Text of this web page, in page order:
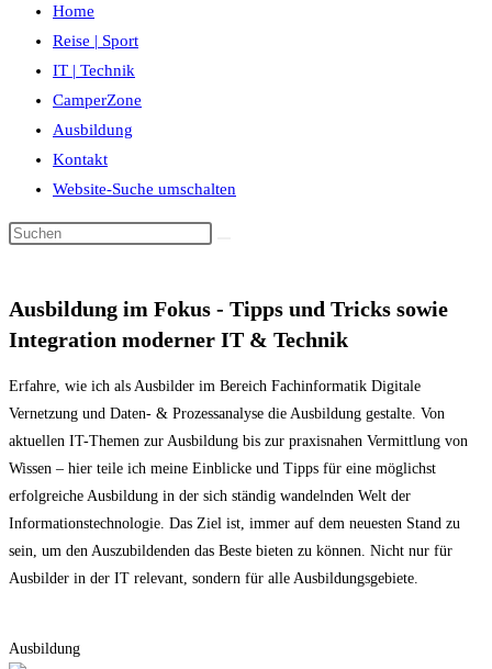
Home
Reise | Sport
IT | Technik
CamperZone
Ausbildung
Kontakt
Website-Suche umschalten
Ausbildung im Fokus - Tipps und Tricks sowie
Integration moderner IT & Technik
Erfahre, wie ich als Ausbilder im Bereich Fachinformatik Digitale
Vernetzung und Daten- & Prozessanalyse die Ausbildung gestalte. Von
aktuellen IT-Themen zur Ausbildung bis zur praxisnahen Vermittlung von
Wissen – hier teile ich meine Einblicke und Tipps für eine möglichst
erfolgreiche Ausbildung in der sich ständig wandelnden Welt der
Informationstechnologie. Das Ziel ist, immer auf dem neuesten Stand zu
sein, um den Auszubildenden das Beste bieten zu können. Nicht nur für
Ausbilder in der IT relevant, sondern für alle Ausbildungsgebiete.
Ausbildung